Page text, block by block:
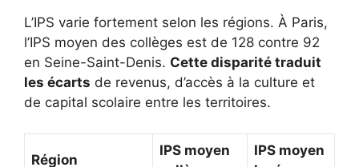
L’IPS varie fortement selon les régions. À Paris,
l’IPS moyen des collèges est de 128 contre 92
en Seine-Saint-Denis. Cette disparité traduit
les écarts de revenus, d’accès à la culture et
de capital scolaire entre les territoires.
Région
IPS moyen
IPS moyen